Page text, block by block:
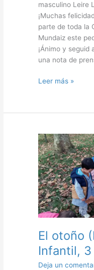
masculino Leire
¡Muchas
parte de toda la
Mundaiz este
¡Ánimo y seguid
una nota de
Leer más »
El otoño
Infantil, 3
Deja un
El
otoño
(Educación
Infantil,
3
años)